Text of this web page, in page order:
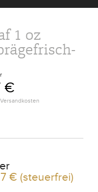
1 oz
€
Versandkosten
€ (steuerfrei)